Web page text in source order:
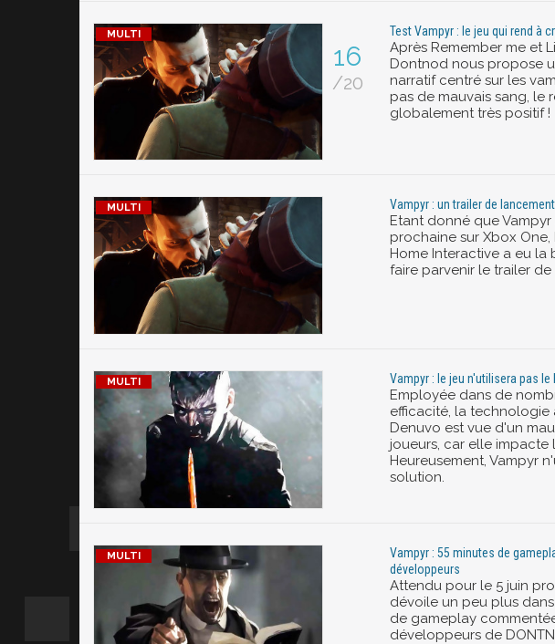
16
/20
Test Vampyr : le jeu qui rend à
Après Remember me et
Dontnod nous propose
narratif centré sur les
pas de mauvais sang, le
globalement très positif !
Vampyr : un trailer de
Etant donné que
prochaine sur Xbox One,
Home Interactive a eu
faire parvenir le trailer
Vampyr : le jeu n'utilisera pas le
Employée dans de
efficacité, la
Denuvo est vue d'un
joueurs, car elle impacte
Heureusement, Vampyr
solution.
Vampyr : 55 minutes de
développeurs
Attendu pour le 5 juin
dévoile un peu plus
de gameplay
développeurs de